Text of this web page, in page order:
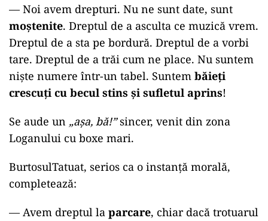
— Noi avem drepturi. Nu ne sunt date, sunt
moștenite. Dreptul de a asculta ce muzică vrem.
Dreptul de a sta pe bordură. Dreptul de a vorbi
tare. Dreptul de a trăi cum ne place. Nu suntem
niște numere într-un tabel. Suntem băieți
crescuți cu becul stins și sufletul aprins!
Se aude un „așa, bă!”sincer, venit din zona
Loganului cu boxe mari.
BurtosulTatuat, serios ca o instanță morală,
completează:
— Avem dreptul la parcare, chiar dacă trotuarul